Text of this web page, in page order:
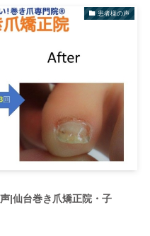
患者様の声
|仙台巻き爪矯正院・子